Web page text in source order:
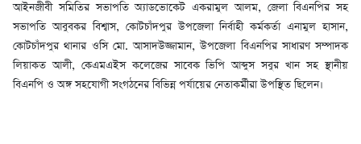
আইনজীবী সমিতির সভাপতি অ্যাডভোকেট একরামুল আলম, জেলা বিএনপির সহ
সভাপতি আবুবকর বিশ্বাস, কোটচাঁদপুর উপজেলা নির্বাহী কর্মকর্তা এনামুল হাসান,
কোটচাঁদপুর থানার ওসি মো. আসাদউজ্জামান, উপজেলা বিএনপির সাধারণ সম্পাদক
লিয়াকত আলী, কেএমএইস কলেজের সাবেক ভিপি আব্দুস সবুর খান সহ স্থানীয়
বিএনপি ও অঙ্গ সহযোগী সংগঠনের বিভিন্ন পর্যায়ের নেতাকর্মীরা উপস্থিত ছিলেন।